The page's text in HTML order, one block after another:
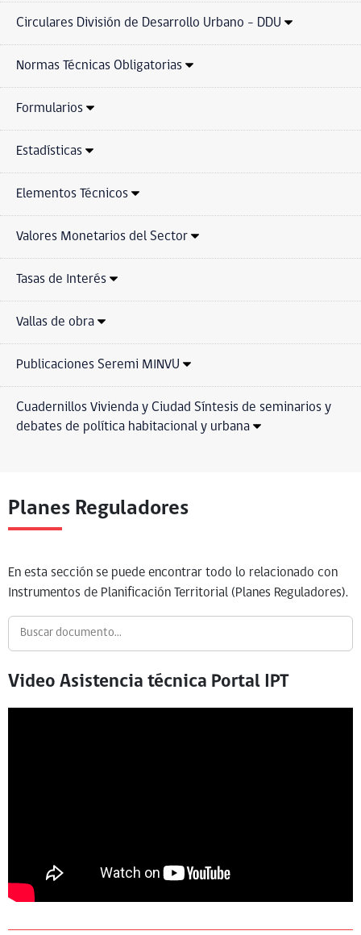
Circulares División de Desarrollo Urbano - DDU
Normas Técnicas Obligatorias
Formularios
Estadísticas
Elementos Técnicos
Valores Monetarios del Sector
Tasas de Interés
Vallas de obra
Publicaciones Seremi MINVU
Cuadernillos Vivienda y Ciudad Síntesis de seminarios y
debates de política habitacional y urbana
Planes Reguladores
En esta sección se puede encontrar todo lo relacionado con
Instrumentos de Planificación Territorial (Planes Reguladores).
Video Asistencia técnica Portal IPT